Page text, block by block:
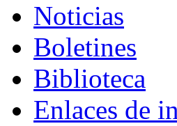
Noticias
Boletines
Biblioteca
Enlaces de